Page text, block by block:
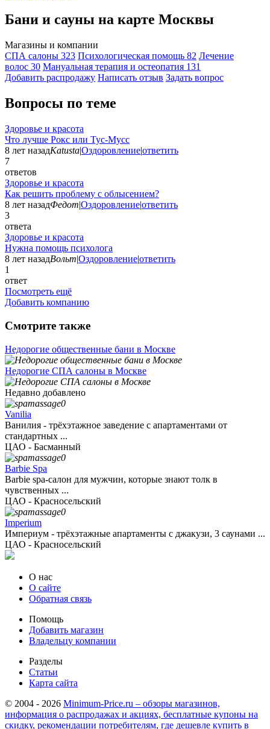
Бани и сауны на карте Москвы
Магазины и компании
СПА салоны 323 Психологическая помощь 82 Лечение
волос 30 Мануальная терапия и остеопатия 131
Добавить раcпродажу Написать отзыв Задать вопрос
Вопросы по теме
Здоровье и красота
Что лучше Рокс или Тус-Мусс
8 лет назадKatusta|Оздоровление|ответить
7
ответов
Здоровье и красота
Как решить проблему с облысением?
8 лет назадФедот|Оздоровление|ответить
3
ответа
Здоровье и красота
Нужна помощь психолога
8 лет назадВольт|Оздоровление|ответить
1
ответ
Посмотреть ещё
Добавить компанию
Смотрите также
Недорогие общественные бани в Москве
Недорогие СПА салоны в Москве
Недавно добавлено
Vanilia
Ванилия - трёхэтажное заведение с апартаментами от
стандартных ...
ЦАО - Басманный
Barbie Spa
Barbie spa-салон для мужчин, которые знают толк в
чувственных ...
ЦАО - Красносельский
Imperium
Империум - трёхэтажные апартаменты с джакузи, 3 саунами ...
ЦАО - Красносельский
О нас
О сайте
Обратная связь
Помощь
Добавить магазин
Владельцу компании
Разделы
Статьи
Карта сайта
© 2004 - 2026 Minimum-Price.ru – обзоры магазинов,
информация о распродажах и акциях, бесплатные купоны на
скидку, рекомендации потребителям, где дешевле купить в